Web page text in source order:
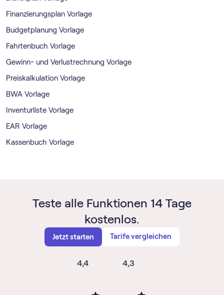
Finanzierungsplan Vorlage
Budgetplanung Vorlage
Fahrtenbuch Vorlage
Gewinn- und Verlustrechnung Vorlage
Preiskalkulation Vorlage
BWA Vorlage
Inventurliste Vorlage
EAR Vorlage
Kassenbuch Vorlage
Teste alle Funktionen 14 Tage
kostenlos.
Jetzt starten Tarife vergleichen
4,4 4,3